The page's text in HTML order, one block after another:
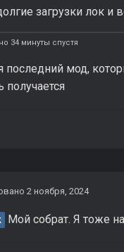
загрузки лок и
34 минуты спустя
последний мод,
получается
2 ноября, 2024
Мой собрат. Я тоже